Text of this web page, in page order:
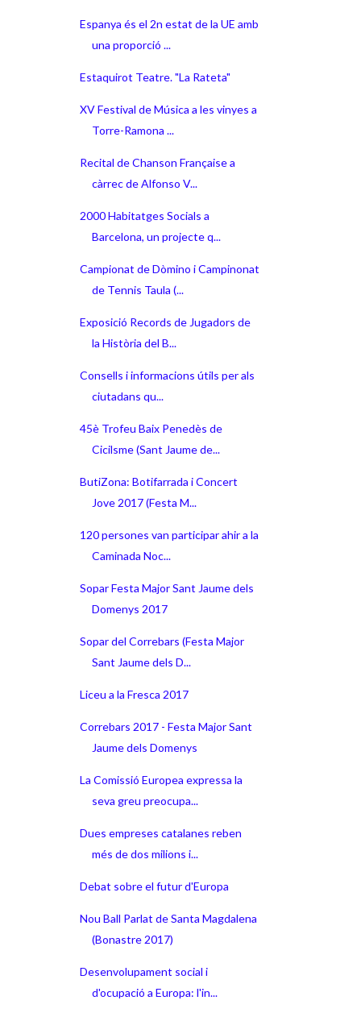
Espanya és el 2n estat de la UE amb
una proporció ...
Estaquirot Teatre. "La Rateta"
XV Festival de Música a les vinyes a
Torre-Ramona ...
Recital de Chanson Française a
càrrec de Alfonso V...
2000 Habitatges Socials a
Barcelona, un projecte q...
Campionat de Dòmino i Campinonat
de Tennis Taula (...
Exposició Records de Jugadors de
la Història del B...
Consells i informacions útils per als
ciutadans qu...
45è Trofeu Baix Penedès de
Cicilsme (Sant Jaume de...
ButiZona: Botifarrada i Concert
Jove 2017 (Festa M...
120 persones van participar ahir a la
Caminada Noc...
Sopar Festa Major Sant Jaume dels
Domenys 2017
Sopar del Correbars (Festa Major
Sant Jaume dels D...
Liceu a la Fresca 2017
Correbars 2017 - Festa Major Sant
Jaume dels Domenys
La Comissió Europea expressa la
seva greu preocupa...
Dues empreses catalanes reben
més de dos milions i...
Debat sobre el futur d'Europa
Nou Ball Parlat de Santa Magdalena
(Bonastre 2017)
Desenvolupament social i
d'ocupació a Europa: l'in...